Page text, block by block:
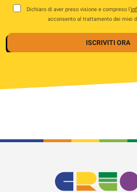
Dichiaro di aver preso visione e compreso l'
acconsento al trattamento dei miei
ISCRIVITI ORA